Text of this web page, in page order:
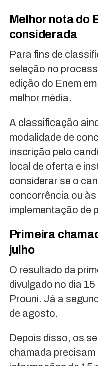
Melhor nota do
considerada
Para fins de
seleção no
edição do Enem
melhor média.
A classificação
modalidade de
inscrição pelo
local de oferta e
considerar se o
concorrência ou
implementação de
Primeira
julho
O resultado da
divulgado no dia
Prouni. Já a
de agosto.
Depois disso, os
chamada